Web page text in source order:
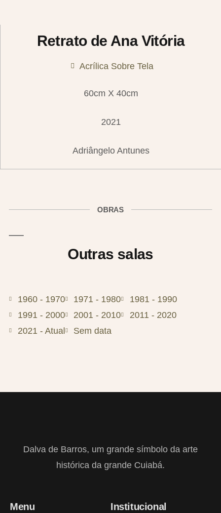
Retrato de Ana Vitória
Acrílica Sobre Tela
60cm X 40cm
2021
Adriângelo Antunes
OBRAS
Outras salas
1960 - 1970 1971 - 1980
1981 - 1990
1991 - 2000
2001 - 2010
2011 - 2020
2021 - Atual
Sem data
Dalva de Barros, um grande símbolo da arte
histórica da grande Cuiabá.
Menu Institucional